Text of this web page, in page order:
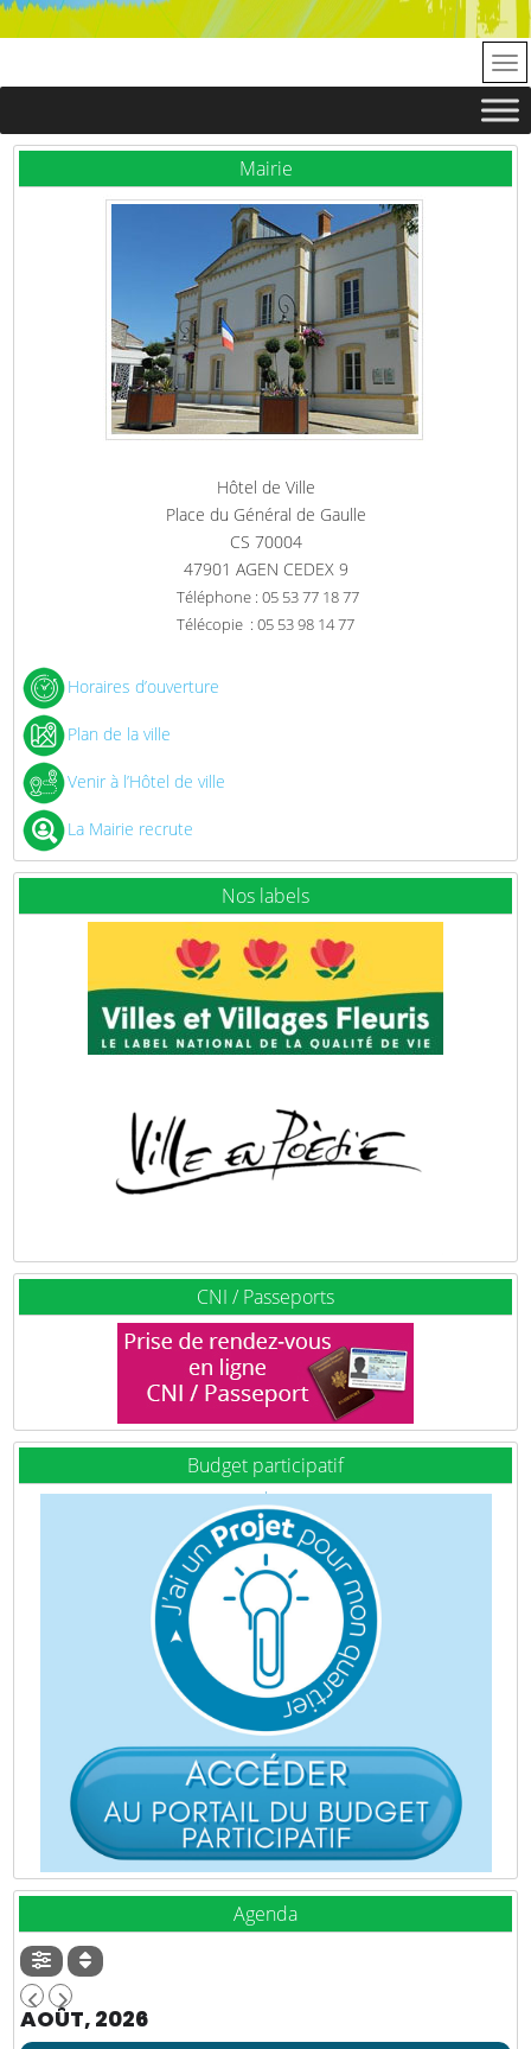
Mairie
Hôtel de Ville
Place du Général de Gaulle
CS 70004
47901 AGEN CEDEX 9
Téléphone : 05 53 77 18 77
Télécopie : 05 53 98 14 77
Horaires d’ouverture
Plan de la ville
Venir à l’Hôtel de ville
La Mairie recrute
Nos labels
CNI / Passeports
Budget participatif
Agenda
AOÛT, 2026